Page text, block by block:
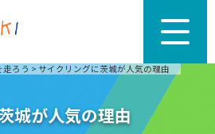
走ろう > サイクリングに茨城が人気の理由
城が人気の理由